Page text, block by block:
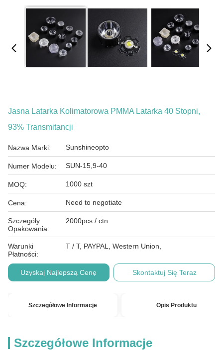
Jasna Latarka Kolimatorowa PMMA Latarka 40 Stopni,
93% Transmitancji
Nazwa Marki: Sunshineopto
Numer Modelu: SUN-15,9-40
MOQ: 1000 szt
Cena: Need to negotiate
Szczegóły
Opakowania:
2000pcs / ctn
Warunki
Płatności:
T / T, PAYPAL, Western Union,
Uzyskaj Najlepszą Cenę Skontaktuj Się Teraz
Szczegółowe Informacje Opis Produktu
Szczegółowe Informacje